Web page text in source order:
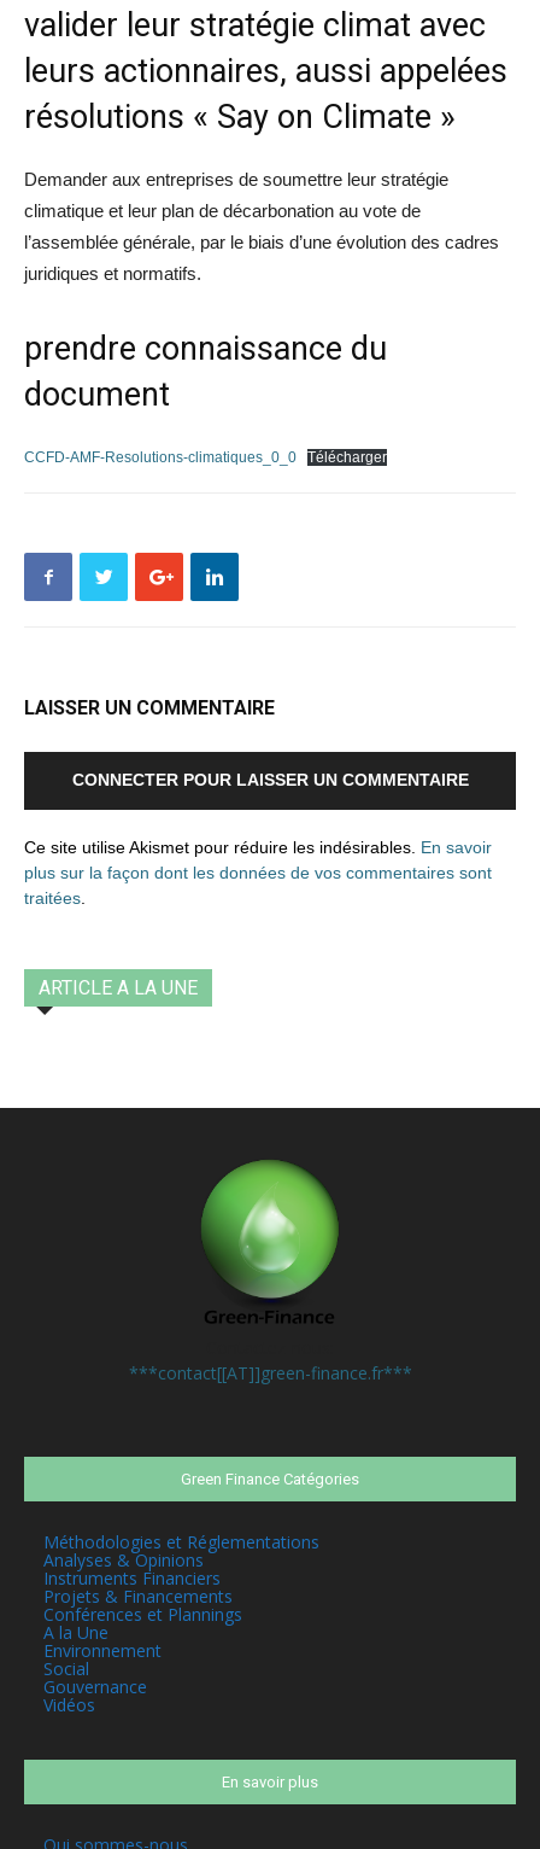
valider leur stratégie climat avec
leurs actionnaires, aussi appelées
résolutions « Say on Climate »
Demander aux entreprises de soumettre leur stratégie
climatique et leur plan de décarbonation au vote de
l’assemblée générale, par le biais d’une évolution des cadres
juridiques et normatifs.
prendre connaissance du
document
CCFD-AMF-Resolutions-climatiques_0_0 Télécharger
LAISSER UN COMMENTAIRE
CONNECTER POUR LAISSER UN COMMENTAIRE
Ce site utilise Akismet pour réduire les indésirables. En savoir
plus sur la façon dont les données de vos commentaires sont
traitées.
ARTICLE A LA UNE
***contact[[AT]]green-finance.fr***
Green Finance Catégories
Méthodologies et Réglementations
Analyses & Opinions
Instruments Financiers
Projets & Financements
Conférences et Plannings
A la Une
Environnement
Social
Gouvernance
Vidéos
En savoir plus